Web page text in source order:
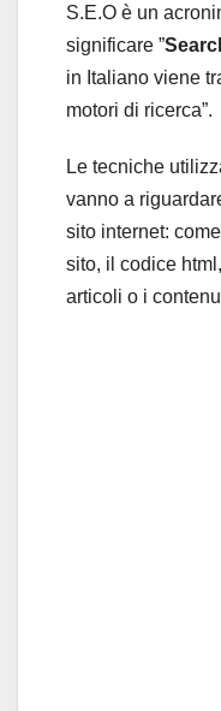
S.E.O è un
significare ”
in Italiano viene
motori di ricerca”.
Le tecniche
vanno a
sito internet:
sito, il codice
articoli o i